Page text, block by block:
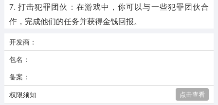
7. 打击犯罪团伙：在游戏中，你可以与一些犯罪团伙合
作，完成他们的任务并获得金钱回报。
开发商：
包名：
备案：
权限须知
点击查看